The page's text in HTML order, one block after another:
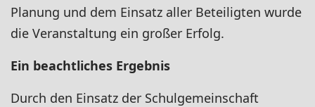
Planung und dem Einsatz aller Beteiligten wurde
die Veranstaltung ein großer Erfolg.
Ein beachtliches Ergebnis
Durch den Einsatz der Schulgemeinschaft